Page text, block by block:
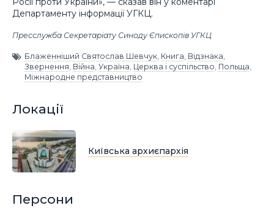
Департаменту інформації УГКЦ.
Пресслужба Секретаріату Синоду Єпископів УГКЦ
Блаженніший Святослав Шевчук Книга Відзнака
Звернення Війна Україна Церква і суспільство Польща
Міжнародне представництво
Локації
Київська архиєпархія
Персони